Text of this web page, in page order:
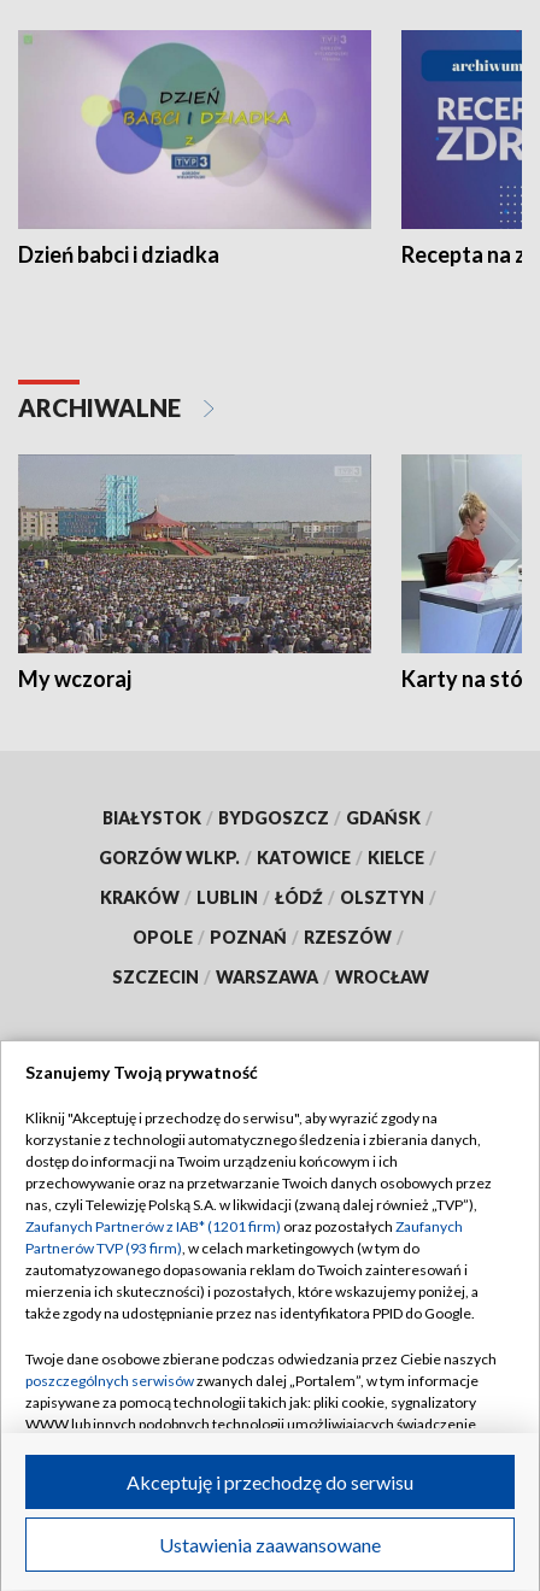
Dzień babci i dziadka Recepta na
ARCHIWALNE
My wczoraj Karty na
BIAŁYSTOK / BYDGOSZCZ / GDAŃSK /
GORZÓW WLKP. / KATOWICE / KIELCE /
KRAKÓW / LUBLIN / ŁÓDŹ / OLSZTYN /
OPOLE / POZNAŃ / RZESZÓW /
SZCZECIN / WARSZAWA / WROCŁAW
TVP
Abonament TVP
Emisja w TVP
Centrum informacji TVP
Naziemna Telewizja Cyfrowa
Rada Programowa
System NOS
Informacje o nadawcy
Program dla prasy
Ogłoszenie przetargowe
Regulamin TVP
Polityka prywatności
Moje zgody
Pomoc
Kontakt
Kanały
©2026 Telewizja Polska S.A. w likwidacji
Szanujemy Twoją prywatność
Kliknij "Akceptuję i przechodzę do serwisu", aby wyrazić zgody na
korzystanie z technologii automatycznego śledzenia i zbierania danych,
dostęp do informacji na Twoim urządzeniu końcowym i ich
przechowywanie oraz na przetwarzanie Twoich danych osobowych przez
nas, czyli Telewizję Polską S.A. w likwidacji (zwaną dalej również „TVP”),
Zaufanych Partnerów z IAB* (1201 firm) oraz pozostałych Zaufanych
Partnerów TVP (93 firm), w celach marketingowych (w tym do
zautomatyzowanego dopasowania reklam do Twoich zainteresowań i
mierzenia ich skuteczności) i pozostałych, które wskazujemy poniżej, a
także zgody na udostępnianie przez nas identyfikatora PPID do Google.
Twoje dane osobowe zbierane podczas odwiedzania przez Ciebie naszych
poszczególnych serwisówzwanych dalej „Portalem”, w tym informacje
zapisywane za pomocą technologii takich jak: pliki cookie, sygnalizatory
WWW lub innych podobnych technologii umożliwiających świadczenie
ruchu w Internecie.
Twoje dane osobowe zbierane podczas odwiedzania przez Ciebie
poszczególnych serwisówna Portalu, takie jak adresy IP, identyfikatory
Ustawienia zaawansowane
Akceptuję i przechodzę do serwisu